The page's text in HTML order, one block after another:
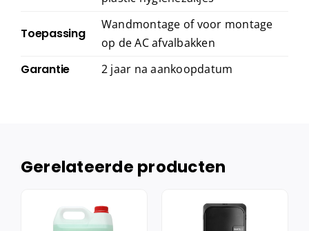
Toepassing
Wandmontage of voor montage
op de AC afvalbakken
Garantie 2 jaar na aankoopdatum
Gerelateerde producten